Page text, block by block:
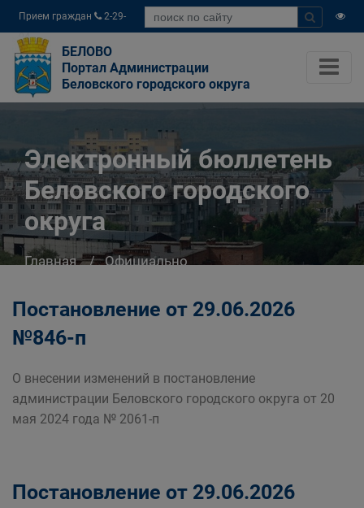
Прием граждан
2-29-
04
БЕЛОВО
Портал Администрации
Беловского городского округа
Электронный бюллетень
Беловского городского
округа
Главная
Официально
Постановление от 29.06.2026
№846-п
О внесении изменений в постановление
администрации Беловского городского округа от 20
мая 2024 года № 2061-п
Постановление от 29.06.2026